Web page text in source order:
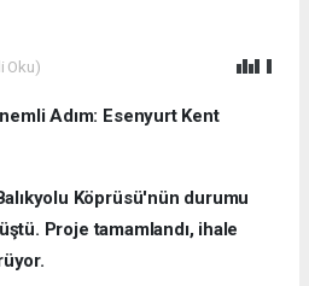
Oku)
Adım: Esenyurt Kent
Köprüsü'nün durumu
Proje tamamlandı, ihale